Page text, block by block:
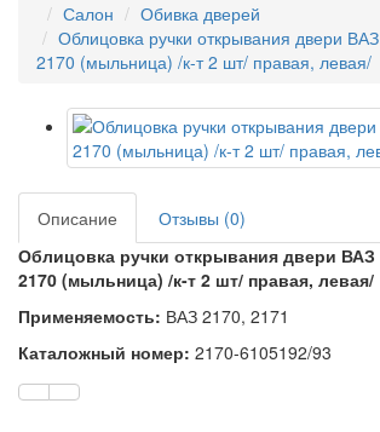
Салон
Обивка дверей
Облицовка ручки открывания двери ВАЗ
2170 (мыльница) /к-т 2 шт/ правая, левая/
Описание
Отзывы (0)
Облицовка ручки открывания двери ВАЗ
2170 (мыльница) /к-т 2 шт/ правая, левая/
Применяемость: ВАЗ 2170, 2171
Каталожный номер: 2170-6105192/93